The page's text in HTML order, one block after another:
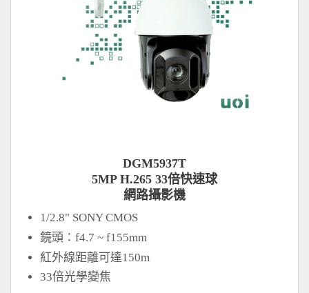
DGM5937T
5MP H.265 33倍快速球
網路攝影機
1/2.8" SONY CMOS
鏡頭：f4.7 ~ f155mm
紅外線距離可達150m
33倍光學變焦